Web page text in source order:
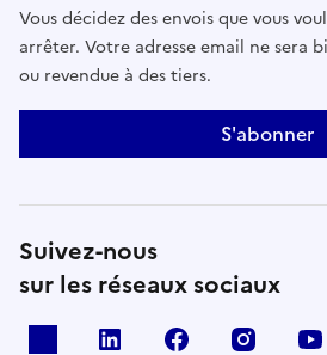
Vous décidez des envois que vous
arrêter. Votre adresse email ne sera
ou revendue à des tiers.
S'abonner
Suivez-nous
sur les réseaux sociaux
linkedin facebook